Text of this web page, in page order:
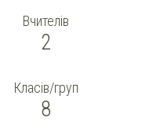
Вчителів
2
Класів/груп
8